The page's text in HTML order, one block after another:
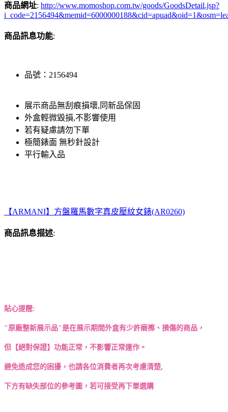
商品網址: http://www.momoshop.com.tw/goods/GoodsDetail.jsp?
商品訊息功能:
品號：2156494
展示商品無刮痕損壞,同新品保固
外盒輕微毀損,不影響使用
若有疑慮請勿下單
極簡錶面 無秒針設計
平行輸入品
【ARMANI】方盤羅馬數字真皮壓紋女錶(AR0260)
商品訊息描述:
貼心提醒:
"原廠整新展示品"是在展示期間外盒有少許磨擦、損傷的商品，
但【絕對保證】功能正常，不影響正常運作。
避免造成您的困擾，也請各位消費者再次考慮清楚,
下方有缺失部位的參考圖，若可接受再下單選購